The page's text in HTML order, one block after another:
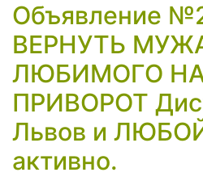
Объявление
ВЕРНУТЬ
ЛЮБИМОГО
ПРИВОРОТ
Львов и
активно.